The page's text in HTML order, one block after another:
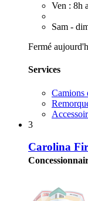
Ven : 8h
Sam -
Fermé
Services
Camions
3
Carolina